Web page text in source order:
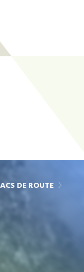
DE ROUTE